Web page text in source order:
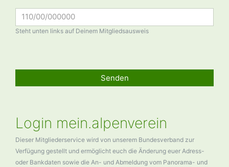
Steht unten links auf Deinem Mitgliedsausweis
Senden
Login mein.alpenverein
Dieser Mitgliederservice wird von unserem Bundesverband zur
Verfügung gestellt und ermöglicht euch die Änderung euer Adress-
oder Bankdaten sowie die An- und Abmeldung vom Panorama- und